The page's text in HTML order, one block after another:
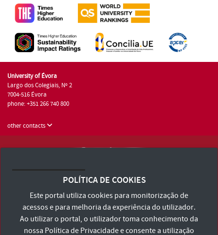
University of Évora
Largo dos Colegiais, Nº 2
7004-516 Évora
phone: +351 266 740 800
other contacts
Terms and Conditions and Privacy Policy
Accessibility Statement
POLÍTICA DE COOKIES
Este portal utiliza cookies para monitorização de
acessos e para melhoria da experiência do utilizador.
Ao utilizar o portal, o utilizador toma conhecimento da
nossa Política de Privacidadee consente a utilização